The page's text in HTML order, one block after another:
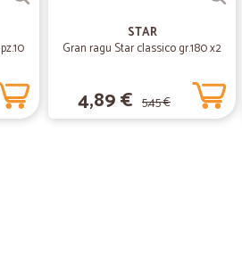
I.
STAR
Gran ragu Star classico gr.180 x2
4,89 € 5,45 €